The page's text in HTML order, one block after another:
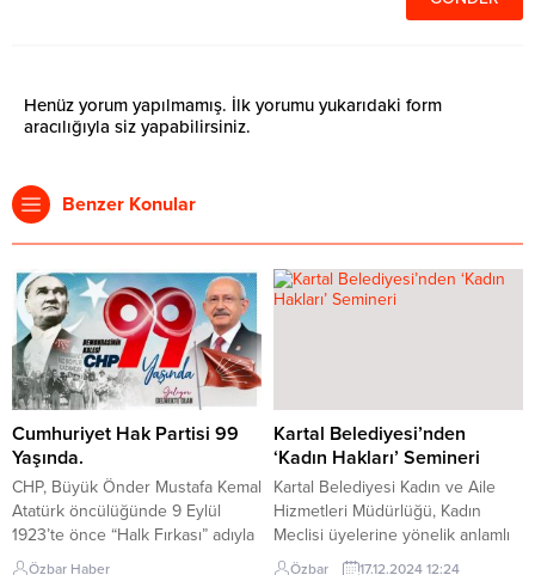
Henüz yorum yapılmamış. İlk yorumu yukarıdaki form
aracılığıyla siz yapabilirsiniz.
Benzer Konular
Cumhuriyet Hak Partisi 99
Yaşında.
CHP, Büyük Önder Mustafa Kemal
Atatürk öncülüğünde 9 Eylül
1923’te önce “Halk Fırkası” adıyla
kurulmuştur. 1924 yılında
Özbar Haber
Kartal Belediyesi’nden
‘Kadın Hakları’ Semineri
Kartal Belediyesi Kadın ve Aile
Hizmetleri Müdürlüğü, Kadın
Meclisi üyelerine yönelik anlamlı
biretkinliğe imza attı. ‘Kadın
Özbar 17.12.2024 12:24